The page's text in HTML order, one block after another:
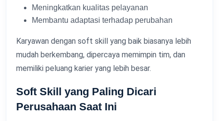
Meningkatkan kualitas pelayanan
Membantu adaptasi terhadap perubahan
Karyawan dengan soft skill yang baik biasanya lebih
mudah berkembang, dipercaya memimpin tim, dan
memiliki peluang karier yang lebih besar.
Soft Skill yang Paling Dicari
Perusahaan Saat Ini